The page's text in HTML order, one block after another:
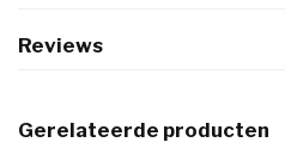
Reviews
Gerelateerde producten